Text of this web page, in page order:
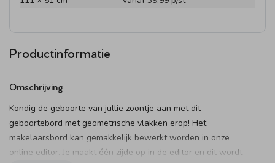
Productinformatie
Omschrijving
Kondig de geboorte van jullie zoontje aan met dit
geboortebord met geometrische vlakken erop! Het
makelaarsbord kan gemakkelijk bewerkt worden in onze
online editor. Je maakt één zijde op in de editor en dit wordt